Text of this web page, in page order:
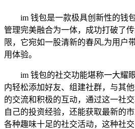
im 钱包是一款极具创新性的钱
管理完美融合为一体，成功打破了
限，它宛如一股清新的春风,为用户
用体验。
im 钱包的社交功能堪称一大耀
内轻松添加好友、组建社群，与其
的交流和积极的互动，通过这一社
自己的投资经验，还能获取最新的
各种趣味十足的社交活动，这种社